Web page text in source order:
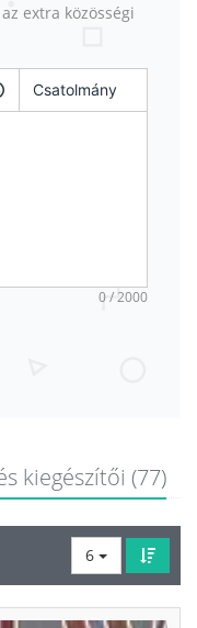
extra közösségi
Csatolmány
0 / 2000
kiegészítői (77)
6